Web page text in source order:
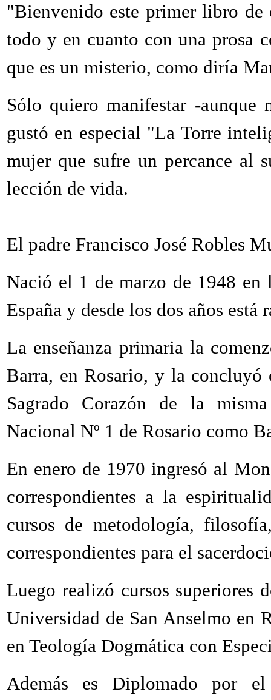
"Bienvenido este primer libro de
todo y en cuanto con una prosa
que es un misterio, como diría
Sólo quiero manifestar -
gustó en especial "La Torre
mujer que sufre un percance al
lección de vida.
El padre Francisco José Robles
Nació el 1 de marzo de 1948
España y desde los dos años está
La enseñanza primaria la
Barra, en Rosario, y la concluyó
Sagrado Corazón de la
Nacional Nº 1 de Rosario como
En enero de 1970 ingresó al
correspondientes a la
cursos de metodología,
correspondientes para el
Luego realizó cursos
Universidad de San Anselmo en
en Teología Dogmática con
Además es Diplomado por el